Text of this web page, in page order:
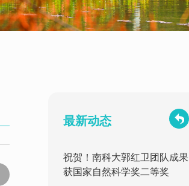
最新动态
祝贺！南科大郭红卫团队成果
获国家自然科学奖二等奖